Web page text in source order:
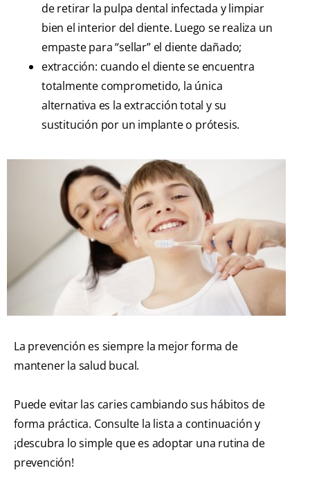
de retirar la pulpa dental infectada y limpiar
bien el interior del diente. Luego se realiza un
empaste para “sellar” el diente dañado;
extracción: cuando el diente se encuentra
totalmente comprometido, la única
alternativa es la extracción total y su
sustitución por un implante o prótesis.
La prevención es siempre la mejor forma de
mantener la salud bucal.
Puede evitar las caries cambiando sus hábitos de
forma práctica. Consulte la lista a continuación y
¡descubra lo simple que es adoptar una rutina de
prevención!